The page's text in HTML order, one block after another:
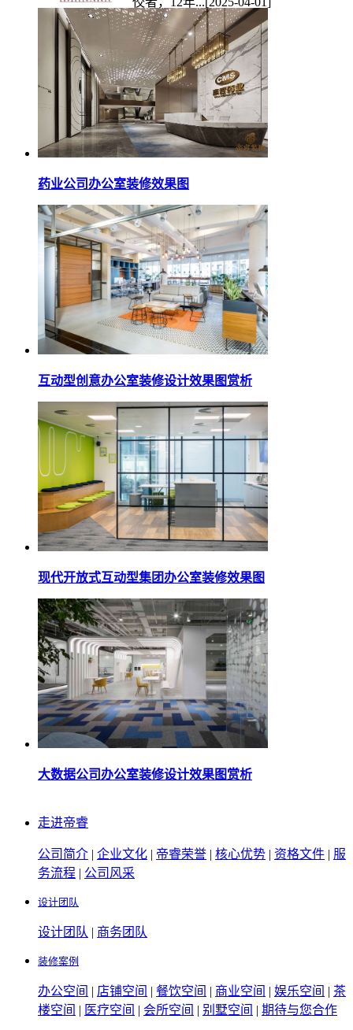
药业公司办公室装修效果图
互动型创意办公室装修设计效果图赏析
现代开放式互动型集团办公室装修效果图
大数据公司办公室装修设计效果图赏析
走进帝睿
公司简介 | 企业文化 | 帝睿荣誉 | 核心优势 | 资格文件 | 服
务流程 | 公司风采
设计团队
设计团队 | 商务团队
装修案例
办公空间 | 店铺空间 | 餐饮空间 | 商业空间 | 娱乐空间 | 茶
楼空间 | 医疗空间 | 会所空间 | 别墅空间 | 期待与您合作